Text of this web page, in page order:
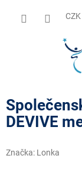
CZK
DEVIVE
Značka: Lonka